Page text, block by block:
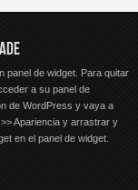
panel de widget. Para quitar
a su panel de
de WordPress y vaya a
Apariencia y arrastrar y
en el panel de widget.